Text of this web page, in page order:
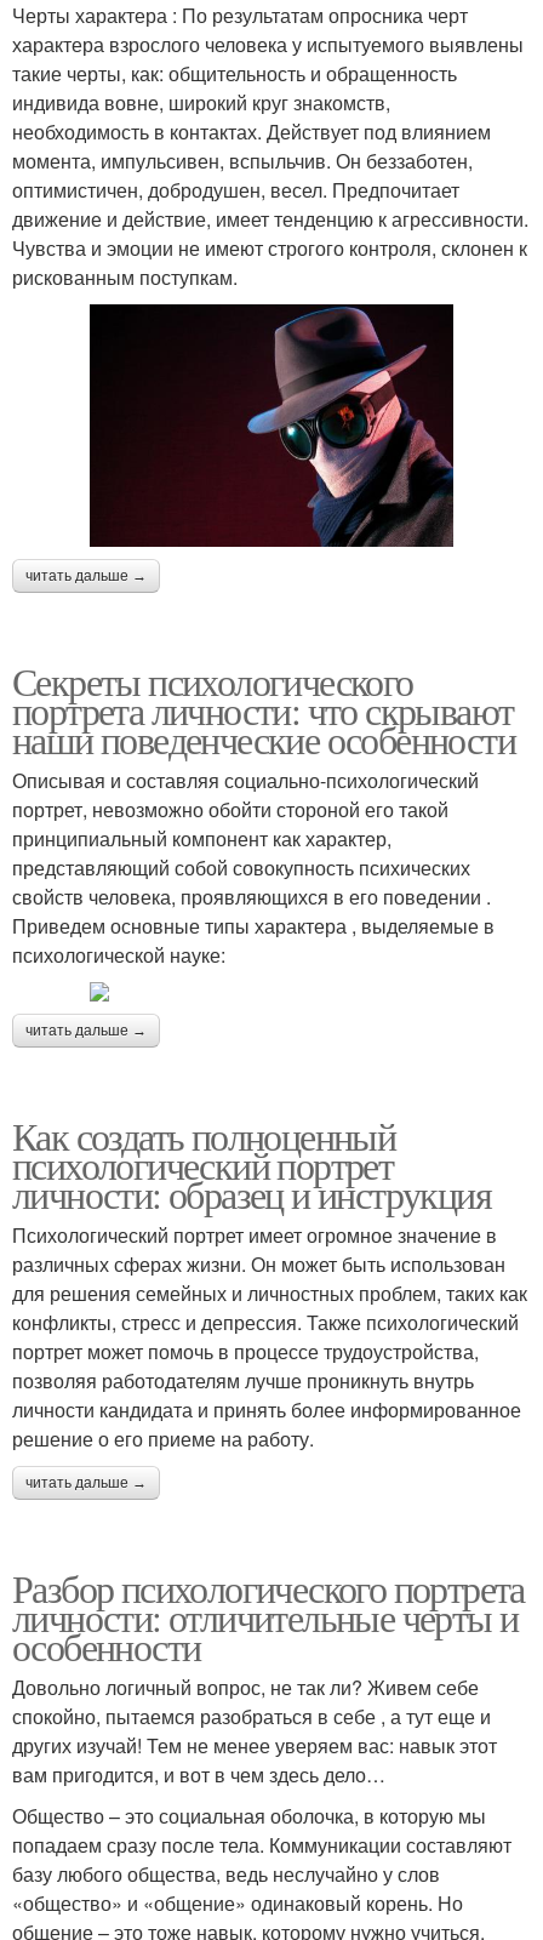
Черты характера : По результатам опросника черт
характера взрослого человека у испытуемого выявлены
такие черты, как: общительность и обращенность
индивида вовне, широкий круг знакомств,
необходимость в контактах. Действует под влиянием
момента, импульсивен, вспыльчив. Он беззаботен,
оптимистичен, добродушен, весел. Предпочитает
движение и действие, имеет тенденцию к агрессивности.
Чувства и эмоции не имеют строгого контроля, склонен к
рискованным поступкам.
читать дальше →
Секреты психологического
портрета личности: что скрывают
наши поведенческие особенности
Описывая и составляя социально-психологический
портрет, невозможно обойти стороной его такой
принципиальный компонент как характер,
представляющий собой совокупность психических
свойств человека, проявляющихся в его поведении .
Приведем основные типы характера , выделяемые в
психологической науке:
читать дальше →
Как создать полноценный
психологический портрет
личности: образец и инструкция
Психологический портрет имеет огромное значение в
различных сферах жизни. Он может быть использован
для решения семейных и личностных проблем, таких как
конфликты, стресс и депрессия. Также психологический
портрет может помочь в процессе трудоустройства,
позволяя работодателям лучше проникнуть внутрь
личности кандидата и принять более информированное
решение о его приеме на работу.
читать дальше →
Разбор психологического портрета
личности: отличительные черты и
особенности
Довольно логичный вопрос, не так ли? Живем себе
спокойно, пытаемся разобраться в себе , а тут еще и
других изучай! Тем не менее уверяем вас: навык этот
вам пригодится, и вот в чем здесь дело…
Общество – это социальная оболочка, в которую мы
попадаем сразу после тела. Коммуникации составляют
базу любого общества, ведь неслучайно у слов
«общество» и «общение» одинаковый корень. Но
общение – это тоже навык, которому нужно учиться,